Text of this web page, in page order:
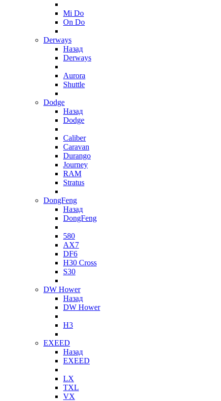
Mi Do
On Do
Derways
Назад
Derways
Aurora
Shuttle
Dodge
Назад
Dodge
Caliber
Caravan
Durango
Journey
RAM
Stratus
DongFeng
Назад
DongFeng
580
AX7
DF6
H30 Cross
S30
DW Hower
Назад
DW Hower
H3
EXEED
Назад
EXEED
LX
TXL
VX